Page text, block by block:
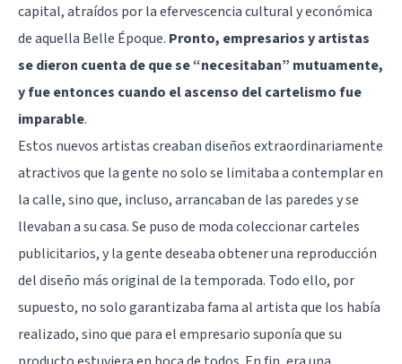
capital, atraídos por la efervescencia cultural y económica
de aquella Belle Époque. Pronto, empresarios y artistas
se dieron cuenta de que se “necesitaban” mutuamente,
y fue entonces cuando el ascenso del cartelismo fue
imparable.
Estos nuevos artistas creaban diseños extraordinariamente
atractivos que la gente no solo se limitaba a contemplar en
la calle, sino que, incluso, arrancaban de las paredes y se
llevaban a su casa. Se puso de moda coleccionar carteles
publicitarios, y la gente deseaba obtener una reproducción
del diseño más original de la temporada. Todo ello, por
supuesto, no solo garantizaba fama al artista que los había
realizado, sino que para el empresario suponía que su